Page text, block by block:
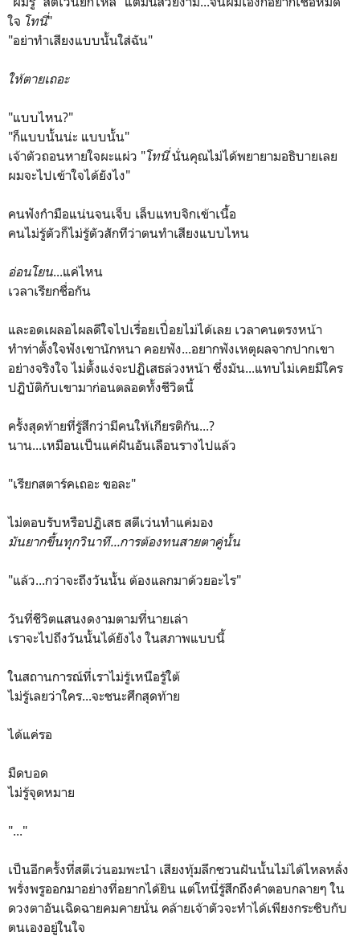
ใจ โทนี่"
"อย่าทำเสียงแบบนั้นใส่ฉัน"
ให้ตายเถอะ
"แบบไหน?"
"ก็แบบนั้นน่ะ แบบนั้น"
เจ้าตัวถอนหายใจผะแผ่ว "โทนี่นั่นคุณไม่ได้พยายามอธิบายเลย
ผมจะไปเข้าใจได้ยังไง"
คนฟังกำมือแน่นจนเจ็บ เล็บแทบจิกเข้าเนื้อ
คนไม่รู้ตัวก็ไม่รู้ตัวสักทีว่าตนทำเสียงแบบไหน
อ่อนโยน...แค่ไหน
เวลาเรียกชื่อกัน
และอดเผลอไผลดีใจไปเรื่อยเปื่อยไม่ได้เลย เวลาคนตรงหน้า
ทำท่าตั้งใจฟังเขานักหนา คอยฟัง...อยากฟังเหตุผลจากปากเขา
อย่างจริงใจ ไม่ตั้งแง่จะปฏิเสธล่วงหน้า ซึ่งมัน...แทบไม่เคยมีใคร
ปฏิบัติกับเขามาก่อนตลอดทั้งชีวิตนี้
ครั้งสุดท้ายที่รู้สึกว่ามีคนให้เกียรติกัน...?
นาน...เหมือนเป็นแค่ฝันอันเลือนรางไปแล้ว
"เรียกสตาร์คเถอะ ขอละ"
ไม่ตอบรับหรือปฏิเสธ สตีเว่นทำแค่มอง
มันยากขึ้นทุกวินาที...การต้องทนสายตาคู่นั้น
"แล้ว...กว่าจะถึงวันนั้น ต้องแลกมาด้วยอะไร"
วันที่ชีวิตแสนงดงามตามที่นายเล่า
เราจะไปถึงวันนั้นได้ยังไง ในสภาพแบบนี้
ในสถานการณ์ที่เราไม่รู้เหนือรู้ใต้
ไม่รู้เลยว่าใคร...จะชนะศึกสุดท้าย
ได้แค่รอ
มืดบอด
ไม่รู้จุดหมาย
"..."
เป็นอีกครั้งที่สตีเว่นอมพะนำ เสียงทุ้มลึกชวนฝันนั้นไม่ได้ไหลหลั่ง
พรั่งพรูออกมาอย่างที่อยากได้ยิน แต่โทนี่รู้สึกถึงคำตอบกลายๆ ใน
ดวงตาอันเฉิดฉายคมคายนั่น คล้ายเจ้าตัวจะทำได้เพียงกระซิบกับ
ตนเองอยู่ในใจ